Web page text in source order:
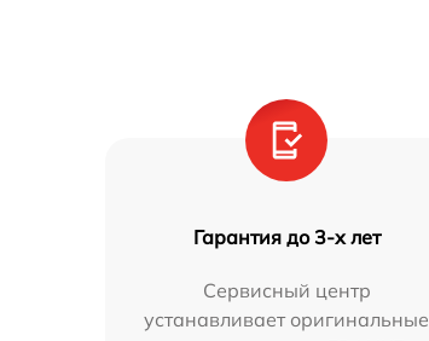
Гарантия до 3-х лет
Сервисный центр
устанавливает оригинальные